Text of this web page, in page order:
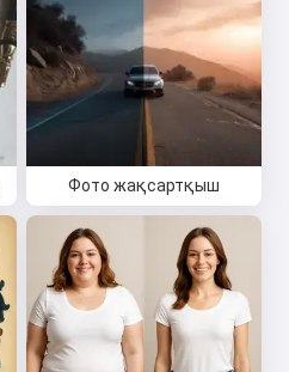
Фото жақсартқыш